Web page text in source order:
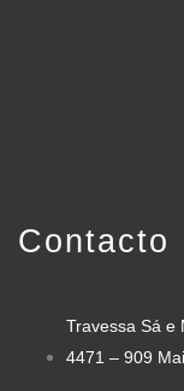
Contacto
Travessa Sá e
4471 – 909